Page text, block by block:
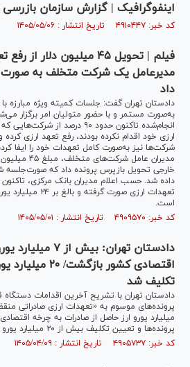
اینفوگرافیک | گزارش سازمان
کد خبر: ۴۹۱۰۴۴۷ تاریخ انتشار : ۱۴۰۵/۰۵/۰۶
فیلم | تحویل ۴۵ میلیون دلار
مدیرعامل یک شرکت متخلف به صورت
داد
دادستان تهران گفت: جلسات کمیته ویژه مبارزه با
به‌صورت مستمر و با حضور متولیان امر برگزار
انجام‌شده تاکنون حدود ۹۰ درصد
شرکت‌ها نیز به‌صورت کامل تعهدات خود را ایفا
مدیران عامل
خارجی تحویل بازپرس پرونده داد که صورت‌جلسه
تعهدات ارزی صورت
است.
کد خبر: ۴۹۰۹۵۷۰ تاریخ انتشار : ۱۴۰۵/۰۵/۰۱
دادستان تهران:
اقتصادی کشور
تکلیف شد
دادستان تهران با تشریح آخرین اقدامات
پرونده‌ها و تعیین تکلیف بیش از ۲۰ میلیارد یورو بدهی ارزی خبر داد.
کد خبر: ۴۹۰۵۷۳۷ تاریخ انتشار : ۱۴۰۵/۰۴/۰۹